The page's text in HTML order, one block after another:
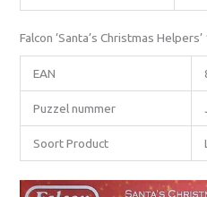
Falcon ‘Santa’s Christmas
EAN
Puzzel nummer
Soort Product